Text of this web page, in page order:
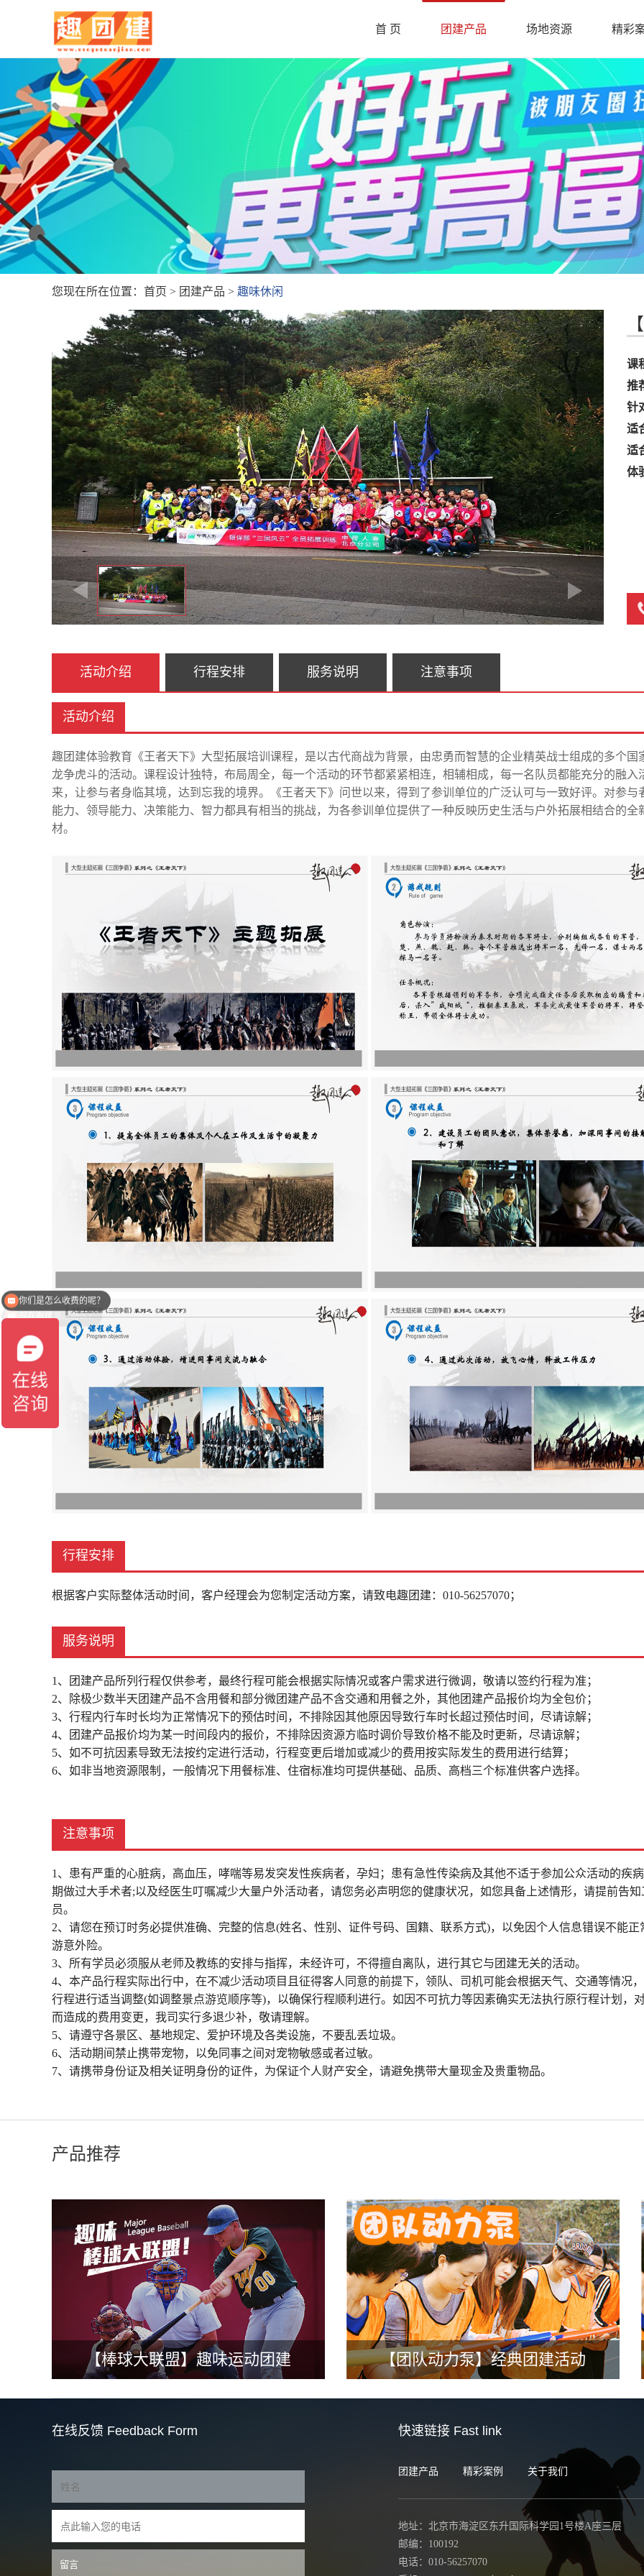
首 页 团建产品 场地资源 精彩
您现在所在位置： 首页 > 团建产品 > 趣味休闲
课
推
针
适
适
体
活动介绍 行程安排 服务说明 注意事项
活动介绍
趣团建体验教育《王者天下》大型拓展培训课程，是以古代商战为背景，由忠勇而智慧的企业精英战士组成的多个国
龙争虎斗的活动。课程设计独特，布局周全，每一个活动的环节都紧紧相连，相辅相成，每一名队员都能充分的融入
来，让参与者身临其境，达到忘我的境界。《王者天下》问世以来，得到了参训单位的广泛认可与一致好评。对参与
能力、领导能力、决策能力、智力都具有相当的挑战，为各参训单位提供了一种反映历史生活与户外拓展相结合的全
材。
行程安排
根据客户实际整体活动时间，客户经理会为您制定活动方案，请致电趣团建： 010-56257070；
服务说明
1、团建产品所列行程仅供参考，最终行程可能会根据实际情况或客户需求进行微调，敬请以签约行程为准；
2、除极少数半天团建产品不含用餐和部分微团建产品不含交通和用餐之外，其他团建产品报价均为全包价；
3、行程内行车时长均为正常情况下的预估时间，不排除因其他原因导致行车时长超过预估时间，尽请谅解；
4、团建产品报价均为某一时间段内的报价，不排除因资源方临时调价导致价格不能及时更新，尽请谅解；
5、如不可抗因素导致无法按约定进行活动，行程变更后增加或减少的费用按实际发生的费用进行结算；
6、如非当地资源限制，一般情况下用餐标准、住宿标准均可提供基础、品质、高档三个标准供客户选择。
注意事项
1、患有严重的心脏病，高血压，哮喘等易发突发性疾病者，孕妇；患有急性传染病及其他不适于参加公众活动的疾
期做过大手术者;以及经医生叮嘱减少大量户外活动者，请您务必声明您的健康状况，如您具备上述情形，请提前告知
员。
2、请您在预订时务必提供准确、完整的信息(姓名、性别、证件号码、国籍、联系方式)，以免因个人信息错误不能正
游意外险。
3、所有学员必须服从老师及教练的安排与指挥，未经许可，不得擅自离队，进行其它与团建无关的活动。
4、本产品行程实际出行中，在不减少活动项目且征得客人同意的前提下，领队、司机可能会根据天气、交通等情况
行程进行适当调整(如调整景点游览顺序等)，以确保行程顺利进行。如因不可抗力等因素确实无法执行原行程计划，
而造成的费用变更，我司实行多退少补，敬请理解。
5、请遵守各景区、基地规定、爱护环境及各类设施，不要乱丢垃圾。
6、活动期间禁止携带宠物，以免同事之间对宠物敏感或者过敏。
7、请携带身份证及相关证明身份的证件，为保证个人财产安全，请避免携带大量现金及贵重物品。
产品推荐
【棒球大联盟】趣味运动团建 【团队动力泵】经典团建活动
在线反馈 Feedback Form 快速链接 Fast link
团建产品 精彩案例 关于我们
地址：北京市海淀区东升国际科学园1号楼A座三层
邮编：100192
电话：010-56257070
现在有优惠活动么？